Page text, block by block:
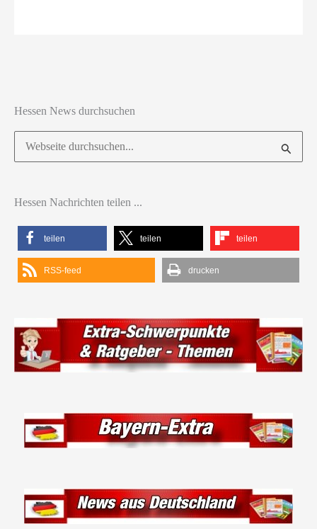
Hessen News durchsuchen
Suchen
nach:
Hessen Nachrichten teilen ...
teilen teilen teilen
RSS-feed drucken